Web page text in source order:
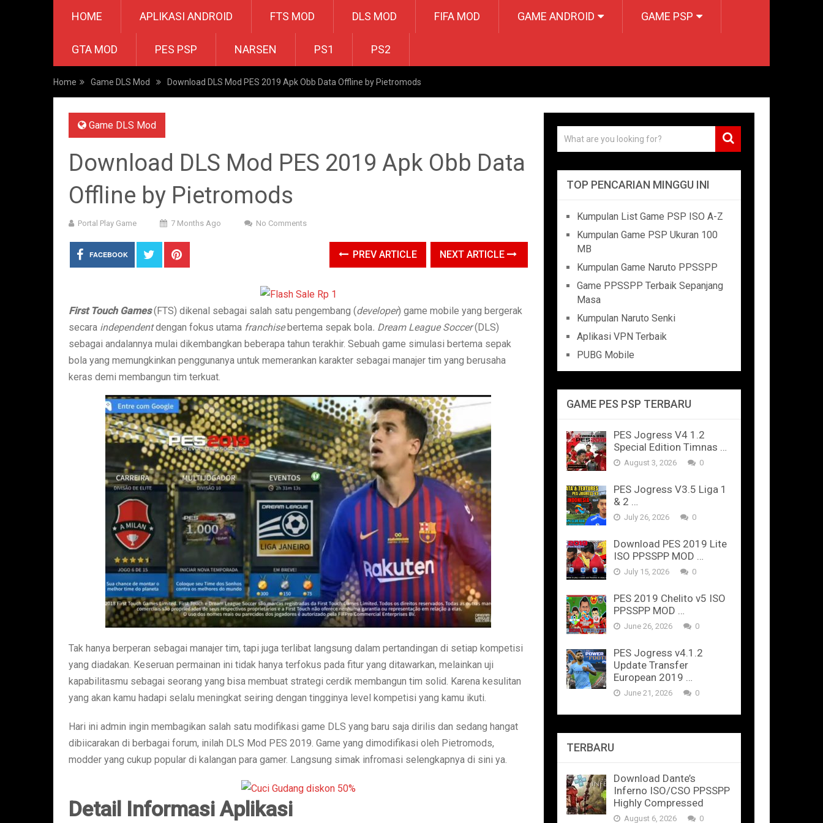
HOME APLIKASI ANDROID FTS MOD DLS MOD FIFA MOD GAME ANDROID GAME PSP
GTA MOD PES PSP NARSEN PS1 PS2
Home Game DLS Mod Download DLS Mod PES 2019 Apk Obb Data Offline by Pietromods
Game DLS Mod
Download DLS Mod PES 2019 Apk Obb Data
Offline by Pietromods
Portal Play Game 7 Months Ago No Comments
FACEBOOK PREV ARTICLE NEXT ARTICLE
First Touch Games(FTS) dikenal sebagai salah satu pengembang (developer) game mobile yang bergerak
secara independentdengan fokus utama franchisebertema sepak bola. Dream League Soccer(DLS)
sebagai andalannya mulai dikembangkan beberapa tahun terakhir. Sebuah game simulasi bertema sepak
bola yang memungkinkan penggunanya untuk memerankan karakter sebagai manajer tim yang berusaha
keras demi membangun tim terkuat.
Tak hanya berperan sebagai manajer tim, tapi juga terlibat langsung dalam pertandingan di setiap kompetisi
yang diadakan. Keseruan permainan ini tidak hanya terfokus pada fitur yang ditawarkan, melainkan uji
kapabilitasmu sebagai seorang yang bisa membuat strategi cerdik membangun tim solid. Karena kesulitan
yang akan kamu hadapi selalu meningkat seiring dengan tingginya level kompetisi yang kamu ikuti.
Hari ini admin ingin membagikan salah satu modifikasi game DLS yang baru saja dirilis dan sedang hangat
dibiicarakan di berbagai forum, inilah DLS Mod PES 2019. Game yang dimodifikasi oleh Pietromods,
modder yang cukup popular di kalangan para gamer. Langsung simak infromasi selengkapnya di sini ya.
Detail Informasi Aplikasi
TOP PENCARIAN MINGGU INI
Kumpulan List Game PSP ISO A-Z
Kumpulan Game PSP Ukuran 100
MB
Kumpulan Game Naruto PPSSPP
Game PPSSPP Terbaik Sepanjang
Masa
Kumpulan Naruto Senki
Aplikasi VPN Terbaik
PUBG Mobile
GAME PES PSP TERBARU
PES Jogress V4 1.2
Special Edition Timnas …
August 3, 2026 0
PES Jogress V3.5 Liga 1
& 2 …
July 26, 2026 0
Download PES 2019 Lite
ISO PPSSPP MOD …
July 15, 2026 0
PES 2019 Chelito v5 ISO
PPSSPP MOD …
June 26, 2026 0
PES Jogress v4.1.2
Update Transfer
European 2019 …
June 21, 2026 0
TERBARU
Download Dante’s
Inferno ISO/CSO PPSSPP
Highly Compressed
August 6, 2026 0